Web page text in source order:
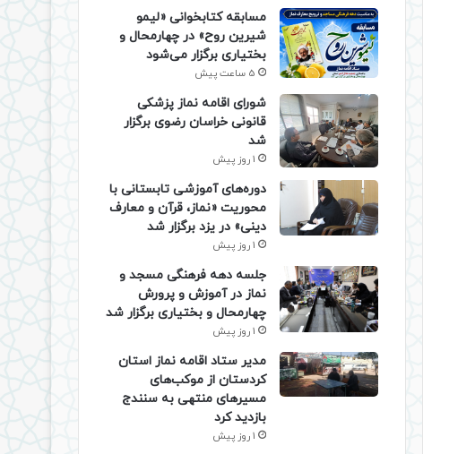
مسابقه کتابخوانی «لیمو
شیرین روح» در چهارمحال و
بختیاری برگزار می‌شود
5 ساعت پیش
شورای اقامه نماز پزشکی
قانونی خراسان رضوی برگزار
شد
1 روز پیش
دوره‌های آموزشی تابستانی با
محوریت «نماز، قرآن و معارف
دینی» در یزد برگزار شد
1 روز پیش
جلسه دهه فرهنگی مسجد و
نماز در آموزش و پرورش
چهارمحال و بختیاری برگزار شد
1 روز پیش
مدیر ستاد اقامه نماز استان
کردستان از موکب‌های
مسیرهای منتهی به سنندج
بازدید کرد
1 روز پیش